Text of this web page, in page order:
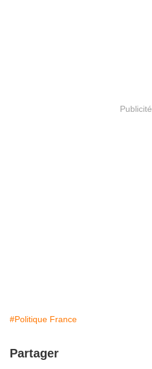
Publicité
#Politique France
Partager